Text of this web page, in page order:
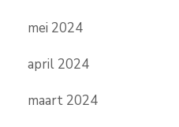
mei 2024
april 2024
maart 2024